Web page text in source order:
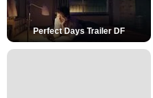
Perfect Days Trailer DF